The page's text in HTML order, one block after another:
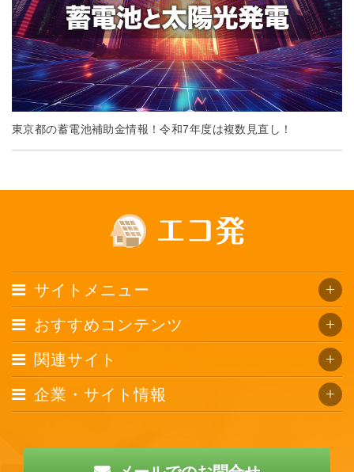
東京都の蓄電池補助金情報！令和7年度は複数見直し！
サイトメニュー
おすすめコンテンツ
関連サイト
企業・サイト情報